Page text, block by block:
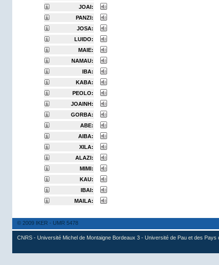
JOAI:
PANZI:
JOSA:
LUIDO:
MAIE:
NAMAU:
IBA:
KABA:
PEOLO:
JOAINH:
GORBA:
ABE:
AIBA:
XILA:
ALAZI:
MIMI:
KAU:
IBAI:
MAILA:
© 2009 IKER - UMR 5478
CNRS - Université Michel de Montaigne Bordeaux 3 - Université de Pau et des Pays